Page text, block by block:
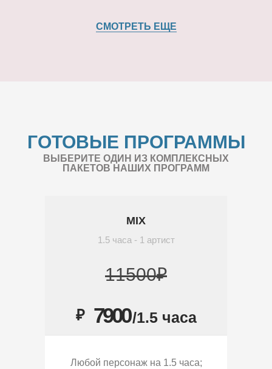
СМОТРЕТЬ ЕЩЕ
ГОТОВЫЕ ПРОГРАММЫ
ВЫБЕРИТЕ ОДИН ИЗ КОМПЛЕКСНЫХ
ПАКЕТОВ НАШИХ ПРОГРАММ
MIX
1.5 часа - 1 артист
11500₽
₽ 7900/1.5 часа
Любой персонаж на 1.5 часа;